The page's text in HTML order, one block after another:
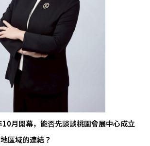
月開幕，能否先談談桃園會展中心成立
區域的連結？